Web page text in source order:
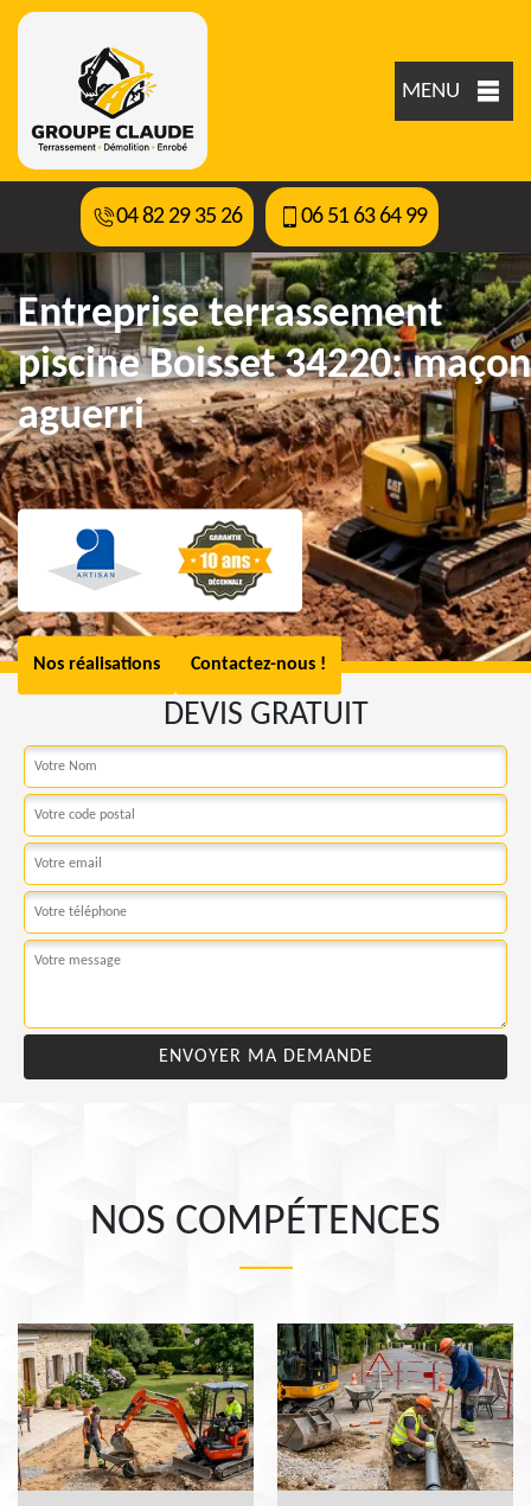
MENU
04 82 29 35 26 06 51 63 64 99
Entreprise terrassement
piscine Boisset 34220: maçon
aguerri
Nos réalisations Contactez-nous !
DEVIS GRATUIT
NOS COMPÉTENCES